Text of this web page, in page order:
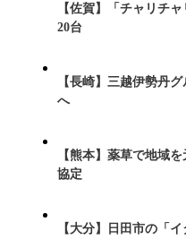
【佐賀】「チャリチ
20台
【長崎】三越伊勢丹
へ
【熊本】薬草で地域
協定
【大分】日田市の「